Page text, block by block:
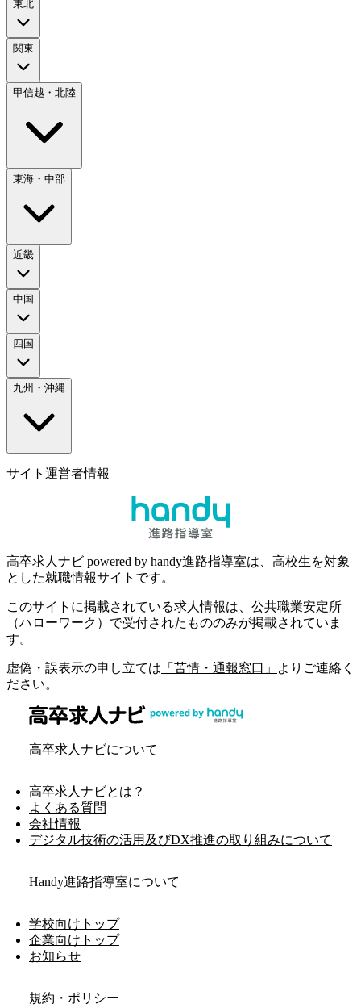
東北
関東
甲信越・北陸
東海・中部
近畿
中国
四国
九州・沖縄
サイト運営者情報
高卒求人ナビ powered by handy進路指導室は、高校生を対象
とした就職情報サイトです。
このサイトに掲載されている求人情報は、公共職業安定所
（ハローワーク）で受付されたもののみが掲載されていま
す。
虚偽・誤表示の申し立ては 「苦情・通報窓口」
よりご連絡く
ださい。
高卒求人ナビについて
高卒求人ナビとは？
よくある質問
会社情報
デジタル技術の活用及びDX推進の取り組みについて
Handy進路指導室について
学校向けトップ
企業向けトップ
お知らせ
規約・ポリシー